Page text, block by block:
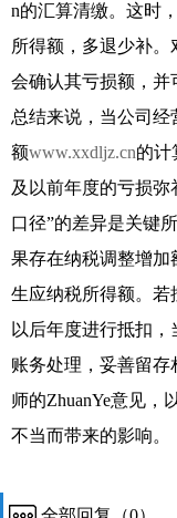
n的汇算清缴。这时
所得额，多退少补。
会确认其亏损额，并
总结来说，当公司
额www.xxdljz.cn的计
及以前年度的亏损弥
口径”的差异是关键
果存在纳税调整增加
生应纳税所得额。若
以后年度进行抵扣
账务处理，妥善留存
师的ZhuanYe意见，
不当而带来的影响。